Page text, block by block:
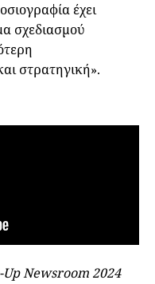
έχει
σχεδιασμού
στρατηγική».
Up Newsroom 2024